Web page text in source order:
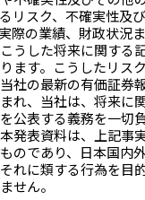
リスク、不確実性及
際の業績、財政状況
うした将来に関する
ます。こうしたリス
社の最新の有価証券
れ、当社は、将来に
公表する義務を一切
発表資料は、上記事
のであり、日本国内
れに類する行為を目
せん。